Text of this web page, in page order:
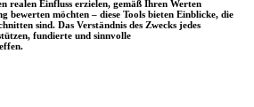
realen Einfluss erzielen, gemäß Ihren Werten
bewerten möchten – diese Tools bieten Einblicke, die
sind. Das Verständnis des Zwecks jedes
fundierte und sinnvolle